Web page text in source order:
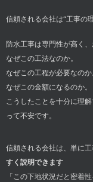
信頼される会社は“工事の
防水工事は専門性が高く
なぜこの工法なのか。
なぜこの工程が必要なのか
なぜこの金額になるのか。
こうしたことを十分に理
って不安です。
信頼される会社は、単に工
すく説明できます
「この下地状況だと密着